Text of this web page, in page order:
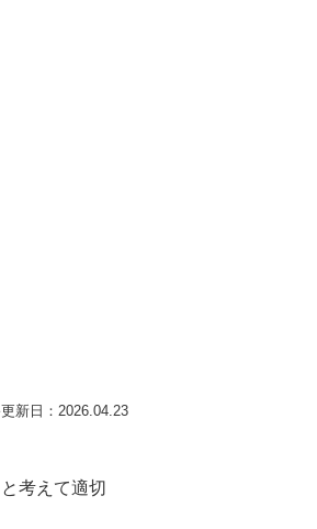
新日：2026.04.23
考えて適切